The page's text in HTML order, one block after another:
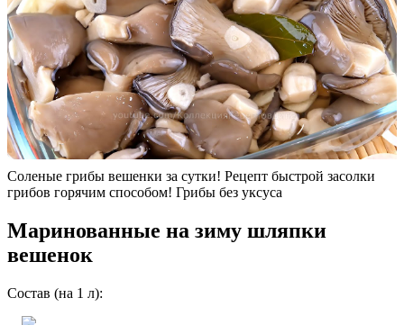
Соленые грибы вешенки за сутки! Рецепт быстрой засолки
грибов горячим способом! Грибы без уксуса
Маринованные на зиму шляпки
вешенок
Состав (на 1 л):